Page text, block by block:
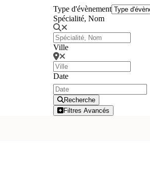
Type d'évènement
Spécialité, Nom
Ville
Date
Recherche
Filtres Avancés